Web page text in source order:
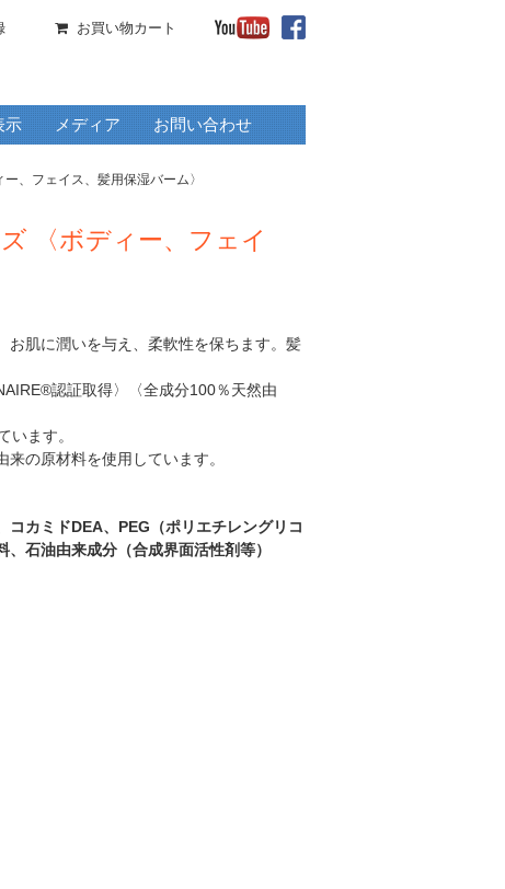
お買い物カート
示 メディア お問い合わせ
、フェイス、髪用保湿バーム〉
〈ボディー、フェイ
お肌に潤いを与え、柔軟性を保ちます。髪
認証取得〉〈全成分100％天然由
います。
来の原材料を使用しています。
コカミドDEA、PEG（ポリエチレングリコ
石油由来成分（合成界面活性剤等）